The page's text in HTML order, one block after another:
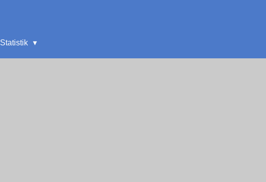
Statistik